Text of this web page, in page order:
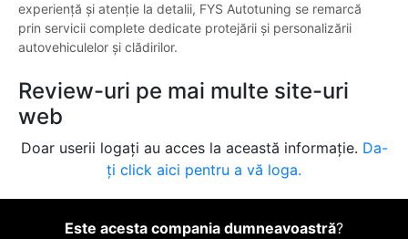
experiență și atenție la detalii, FYS Autotuning se remarcă
prin servicii complete dedicate protejării și personalizării
autovehiculelor și clădirilor.
Review-uri pe mai multe site-uri
web
Doar userii logați au acces la această informație. Da-
ți click aici pentru a vă loga.
Este acesta compania dumneavoastră?